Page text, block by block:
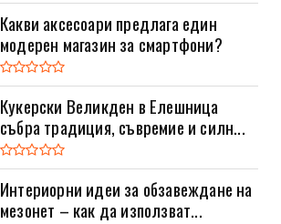
Какви аксесоари предлага един
модерен магазин за смартфони?
Кукерски Великден в Елешница
събра традиция, съвремие и силн...
Интериорни идеи за обзавеждане на
мезонет – как да използват...